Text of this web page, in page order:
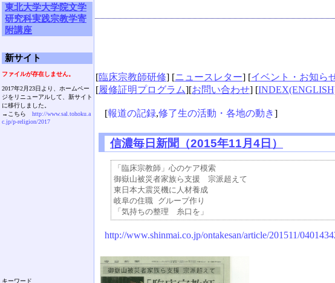
[臨床宗教師研修] [ニュースレター] [イベント・お知ら
[履修証明プログラム][お問い合わせ] [
[報道の記録,修了生の活動・各地の動き]
信濃毎日新聞（2015年11月4日）
「臨床宗教師」心のケア模索
御嶽山被災者家族ら支援　宗派超えて
東日本大震災機に人材養成
岐阜の住職 グループ作り
http://www.shinmai.co.jp/ontakesan/article/201511/
東北大学大学院文学
研究科実践宗教学寄
附講座
新サイト
ファイルが存在しません。
2017年2月23日より、ホームペー
ジをリニューアルして、新サイト
に移行しました。
→こちら http://www.sal.tohoku.a
c.jp/p-religion/2017
キーワード